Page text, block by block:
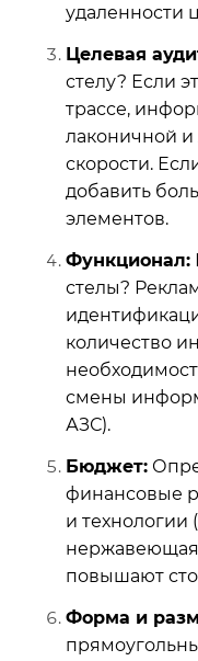
удаленности
Целевая
стелу? Если
трассе,
лаконичной и
скорости.
добавить
элементов.
Функционал:
стелы?
количество
смены
АЗС).
Бюджет:
финансовые
и технологии
нержавеющая
повышают
Форма и